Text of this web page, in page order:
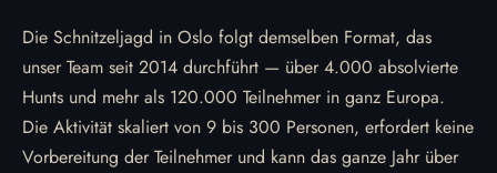
Die Schnitzeljagd in Oslo folgt demselben Format, das
unser Team seit 2014 durchführt — über 4.000 absolvierte
Hunts und mehr als 120.000 Teilnehmer in ganz Europa.
Die Aktivität skaliert von 9 bis 300 Personen, erfordert keine
Vorbereitung der Teilnehmer und kann das ganze Jahr über